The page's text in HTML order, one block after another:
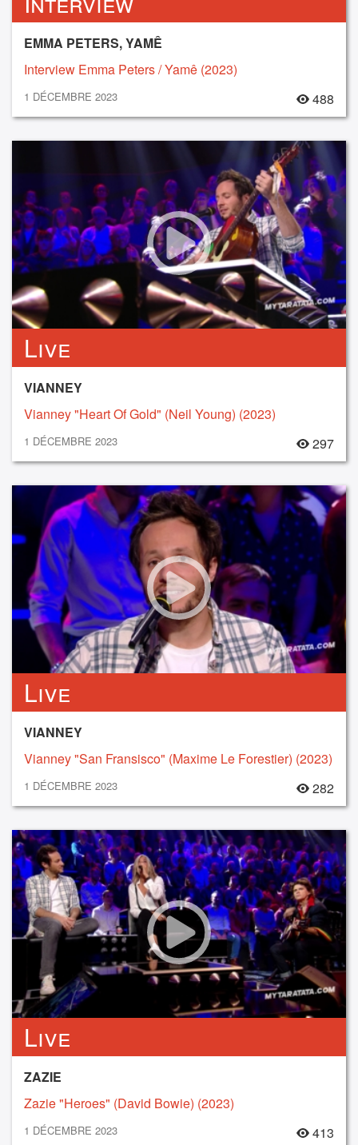
EMMA PETERS, YAMÊ
Interview Emma Peters / Yamê (2023)
1 DÉCEMBRE 2023 488
Live
VIANNEY
Vianney "Heart Of Gold" (Neil Young) (2023)
1 DÉCEMBRE 2023 297
Live
VIANNEY
Vianney "San Fransisco" (Maxime Le Forestier) (2023)
1 DÉCEMBRE 2023 282
Live
ZAZIE
Zazie "Heroes" (David Bowie) (2023)
1 DÉCEMBRE 2023 413